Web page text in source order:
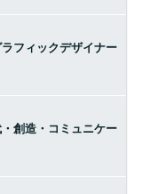
フィックデザイナー
創造・コミュニケー